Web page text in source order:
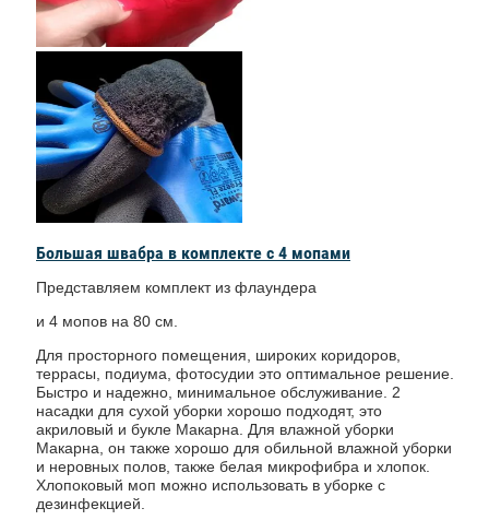
Большая швабра в комплекте с 4 мопами
Представляем комплект из флаундера
и 4 мопов на 80 см.
Для просторного помещения, широких коридоров,
террасы, подиума, фотосудии это оптимальное решение.
Быстро и надежно, минимальное обслуживание. 2
насадки для сухой уборки хорошо подходят, это
акриловый и букле Макарна. Для влажной уборки
Макарна, он также хорошо для обильной влажной уборки
и неровных полов, также белая микрофибра и хлопок.
Хлопоковый моп можно использовать в уборке с
дезинфекцией.